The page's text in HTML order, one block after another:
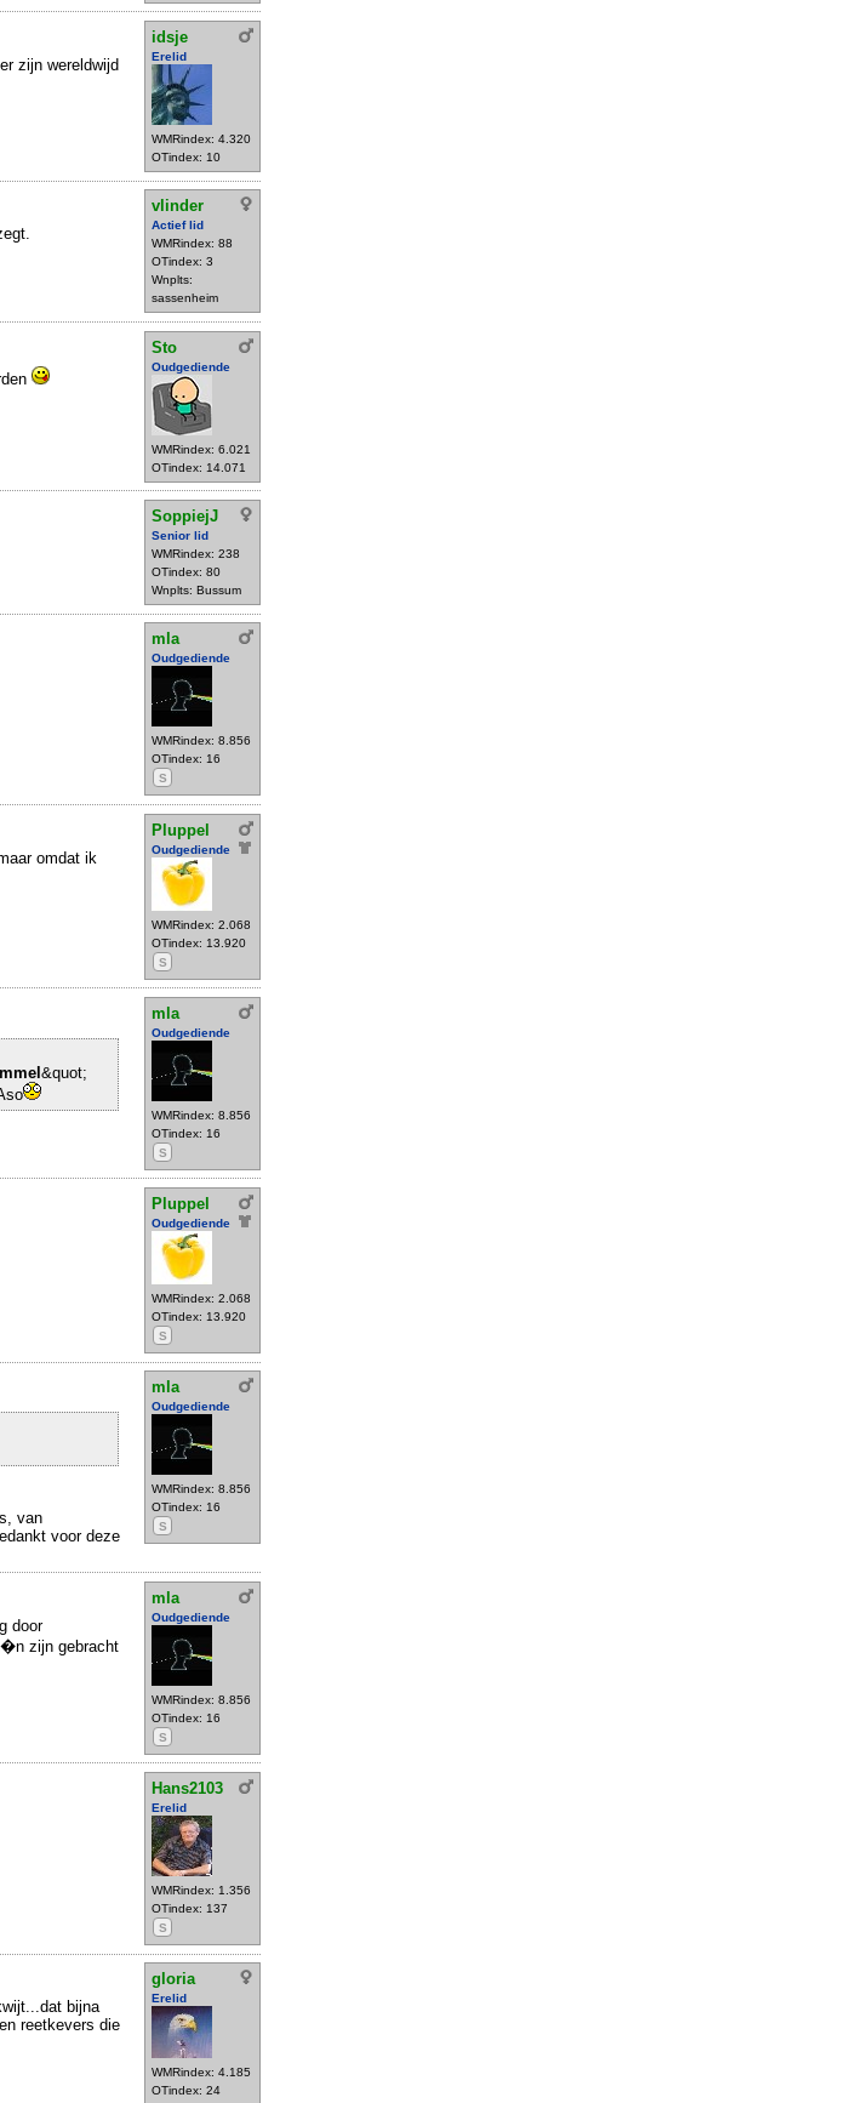
idsje
Erelid
WMRindex: 4.320
OTindex: 10
zijn wereldwijd
vlinder
Actief lid
WMRindex: 88
OTindex: 3
Wnplts:
sassenheim
Sto
Oudgediende
WMRindex: 6.021
OTindex: 14.071
SoppiejJ
Senior lid
WMRindex: 238
OTindex: 80
Wnplts: Bussum
mla
Oudgediende
WMRindex: 8.856
OTindex: 16
S
Pluppel
Oudgediende
WMRindex: 2.068
OTindex: 13.920
S
omdat ik
mla
Oudgediende
WMRindex: 8.856
OTindex: 16
S
&quot;
Pluppel
Oudgediende
WMRindex: 2.068
OTindex: 13.920
S
mla
Oudgediende
WMRindex: 8.856
OTindex: 16
S
van
voor deze
mla
Oudgediende
WMRindex: 8.856
OTindex: 16
S
door
zijn gebracht
Hans2103
Erelid
WMRindex: 1.356
OTindex: 137
S
gloria
Erelid
WMRindex: 4.185
OTindex: 24
bijna
reetkevers die